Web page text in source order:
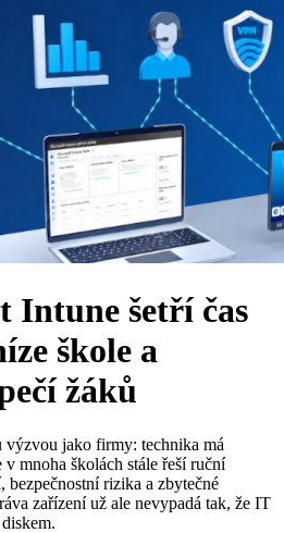
Intune šetří čas
škole a
žáků
výzvou jako firmy: technika má
v mnoha školách stále řeší ruční
bezpečnostní rizika a zbytečné
zařízení už ale nevypadá tak, že IT